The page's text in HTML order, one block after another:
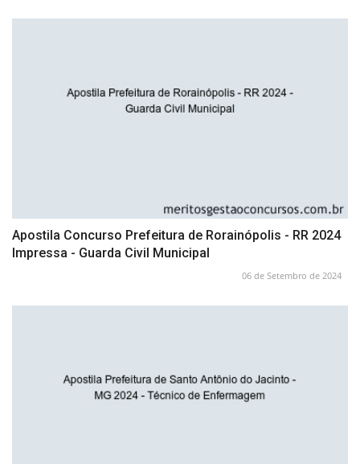
Apostila Concurso Prefeitura de Rorainópolis - RR 2024
Impressa - Guarda Civil Municipal
06 de Setembro de 2024